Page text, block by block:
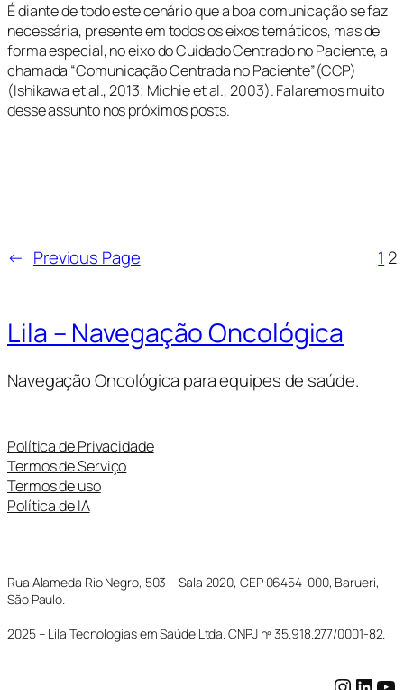
É diante de todo este cenário que a boa comunicação se faz
necessária, presente em todos os eixos temáticos, mas de
forma especial, no eixo do Cuidado Centrado no Paciente, a
chamada “Comunicação Centrada no Paciente”(CCP)
(Ishikawa et al., 2013; Michie et al., 2003). Falaremos muito
desse assunto nos próximos posts.
← Previous Page 1 2
Lila – Navegação Oncológica
Navegação Oncológica para equipes de saúde.
Política de Privacidade
Termos de Serviço
Termos de uso
Política de IA
Rua Alameda Rio Negro, 503 – Sala 2020, CEP 06454-000, Barueri,
São Paulo.
2025 – Lila Tecnologias em Saúde Ltda. CNPJ nº 35.918.277/0001-82.